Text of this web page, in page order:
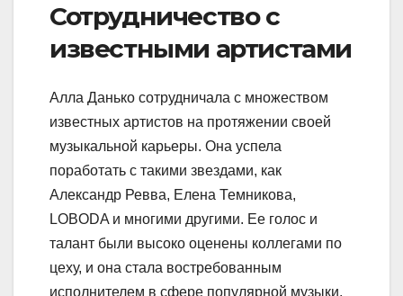
Сотрудничество с
известными артистами
Алла Данько сотрудничала с множеством
известных артистов на протяжении своей
музыкальной карьеры. Она успела
поработать с такими звездами, как
Александр Ревва, Елена Темникова,
LOBODA и многими другими. Ее голос и
талант были высоко оценены коллегами по
цеху, и она стала востребованным
исполнителем в сфере популярной музыки.